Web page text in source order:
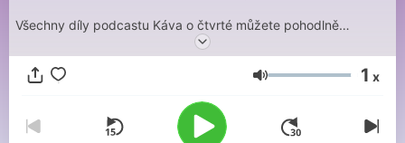
Všechny díly podcastu Káva o čtvrté můžete pohodlně
poslouchat v mobilní aplikaci mujRozhlas pro
nebo na webumujRozhlas.cz.
Volume 1 x